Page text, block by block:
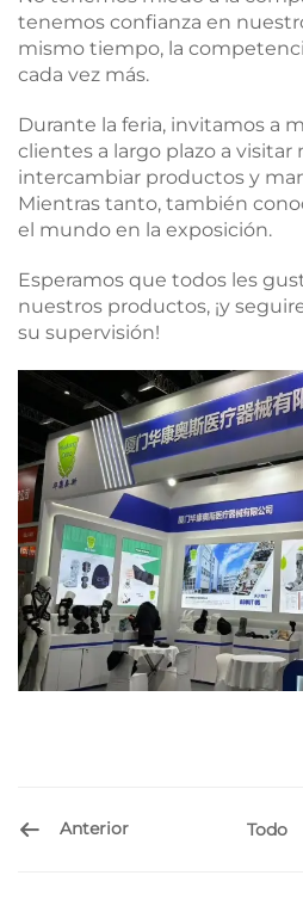
tenemos confianza en
mismo tiempo, la
cada vez más.
Durante la feria, invitamos a
clientes a largo plazo a visitar
intercambiar productos y
Mientras tanto, también
el mundo en la exposición.
Esperamos que todos les
nuestros productos, ¡y
su supervisión!
Anterior Todo